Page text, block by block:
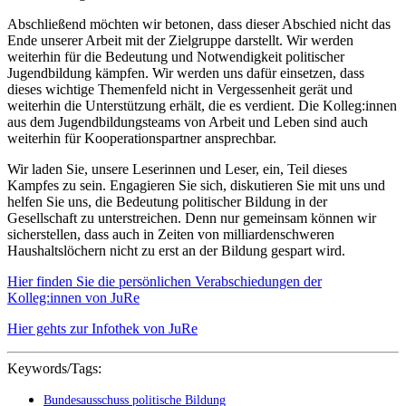
Abschließend möchten wir betonen, dass dieser Abschied nicht das
Ende unserer Arbeit mit der Zielgruppe darstellt. Wir werden
weiterhin für die Bedeutung und Notwendigkeit politischer
Jugendbildung kämpfen. Wir werden uns dafür einsetzen, dass
dieses wichtige Themenfeld nicht in Vergessenheit gerät und
weiterhin die Unterstützung erhält, die es verdient. Die Kolleg:innen
aus dem Jugendbildungsteams von Arbeit und Leben sind auch
weiterhin für Kooperationspartner ansprechbar.
Wir laden Sie, unsere Leserinnen und Leser, ein, Teil dieses
Kampfes zu sein. Engagieren Sie sich, diskutieren Sie mit uns und
helfen Sie uns, die Bedeutung politischer Bildung in der
Gesellschaft zu unterstreichen. Denn nur gemeinsam können wir
sicherstellen, dass auch in Zeiten von milliardenschweren
Haushaltslöchern nicht zu erst an der Bildung gespart wird.
Hier finden Sie die persönlichen Verabschiedungen der
Kolleg:innen von JuRe
Hier gehts zur Infothek von JuRe
Keywords/Tags:
Bundesausschuss politische Bildung